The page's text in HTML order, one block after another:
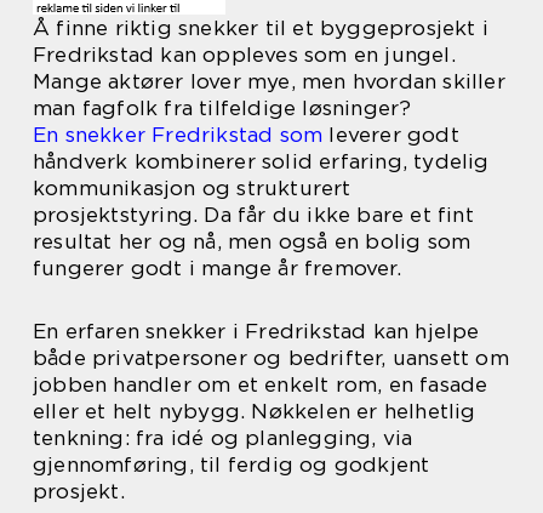
Å finne riktig snekker til et byggeprosjekt i
Fredrikstad kan oppleves som en jungel.
Mange aktører lover mye, men hvordan skiller
man fagfolk fra tilfeldige løsninger?
En snekker Fredrikstad som leverer godt
håndverk kombinerer solid erfaring, tydelig
kommunikasjon og strukturert
prosjektstyring. Da får du ikke bare et fint
resultat her og nå, men også en bolig som
fungerer godt i mange år fremover.
En erfaren snekker i Fredrikstad kan hjelpe
både privatpersoner og bedrifter, uansett om
jobben handler om et enkelt rom, en fasade
eller et helt nybygg. Nøkkelen er helhetlig
tenkning: fra idé og planlegging, via
gjennomføring, til ferdig og godkjent
prosjekt.